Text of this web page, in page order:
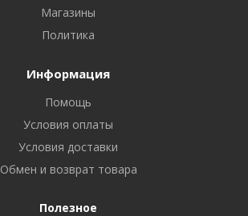
Магазины
Политика
Информация
Помощь
Условия оплаты
Условия доставки
Обмен и возврат товара
Полезное